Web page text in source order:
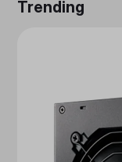
Trending